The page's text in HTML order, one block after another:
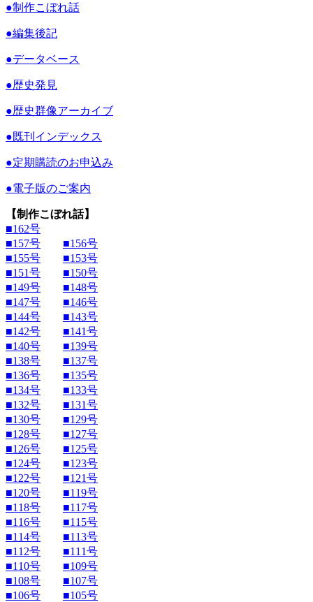
●制作こぼれ話
●編集後記
●データベース
●歴史発見
●歴史群像アーカイブ
●既刊インデックス
●定期購読のお申込み
●電子版のご案内
【制作こぼれ話】
■162号
■157号
■156号
■155号
■153号
■151号
■150号
■149号
■148号
■147号
■146号
■144号
■143号
■142号
■141号
■140号
■139号
■138号
■137号
■136号
■135号
■134号
■133号
■132号
■131号
■130号
■129号
■128号
■127号
■126号
■125号
■124号
■123号
■122号
■121号
■120号
■119号
■118号
■117号
■116号
■115号
■114号
■113号
■112号
■111号
■110号
■109号
■108号
■107号
■106号
■105号